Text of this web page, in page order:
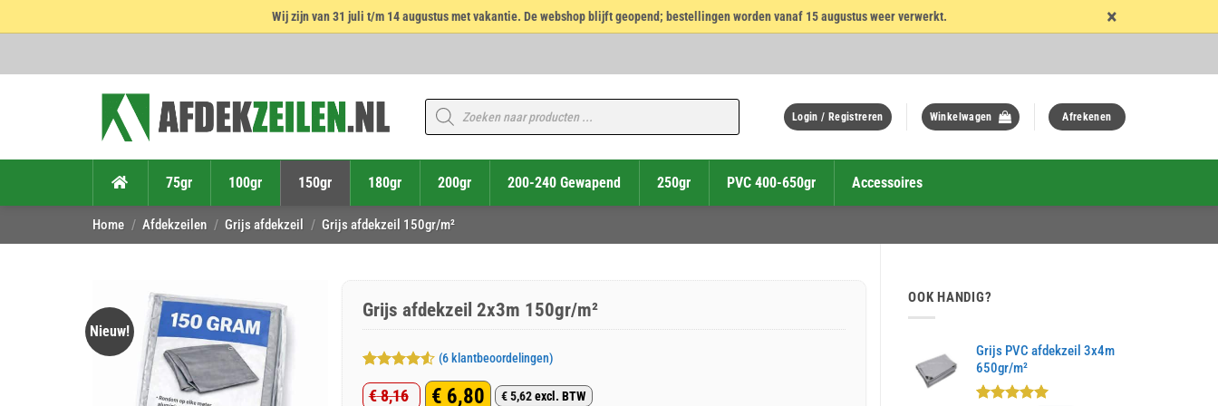
Wij zijn van 31 juli t/m 14 augustus met vakantie. De webshop blijft geopend; bestellingen worden vanaf 15 augustus weer verwerkt. ×
Producten
zoeken
Login / Registreren Winkelwagen Afrekenen
75gr 100gr 150gr 180gr 200gr 200-240 Gewapend 250gr PVC 400-650gr Accessoires
Home / Afdekzeilen / Grijs afdekzeil / Grijs afdekzeil 150gr/m²
OOK HANDIG?
Grijs PVC afdekzeil 3x4m
650gr/m²
Nieuw!
Grijs afdekzeil 2x3m 150gr/m²
Gewaardeerd
4.5op 5
6
(6klantbeoordelingen)
€8,16 € 6,80 €5,62excl. BTW